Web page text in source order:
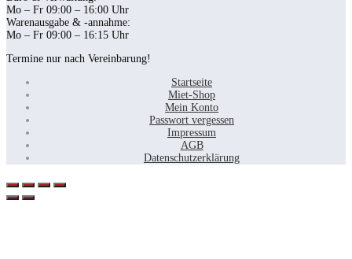
Mo – Fr 09:00 – 16:00 Uhr
Warenausgabe & -annahme:
Mo – Fr 09:00 – 16:15 Uhr
Termine nur nach Vereinbarung!
Startseite
Miet-Shop
Mein Konto
Passwort vergessen
Impressum
AGB
Datenschutzerklärung